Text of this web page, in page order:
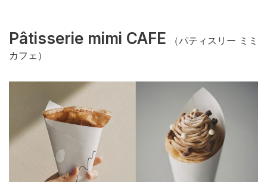
Pâtisserie mimi CAFE （パティスリー ミミ
カフェ）